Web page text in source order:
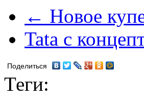
← Новое
Tata с
Поделиться
Теги: